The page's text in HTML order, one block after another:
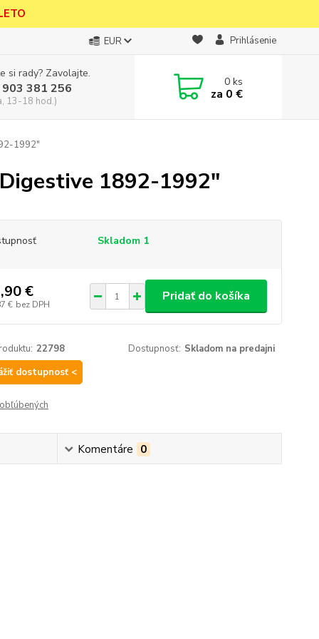
EUR Prihlásenie
si rady? Zavolajte.
381 256
13-18 hod.)
0ks
za 0 €
1992"
1892-1992"
Skladom 1
€
€ bez DPH
Pridať do košíka
22798 Dostupnosť: Skladom na predajni
dostupnosť <
Komentáre 0